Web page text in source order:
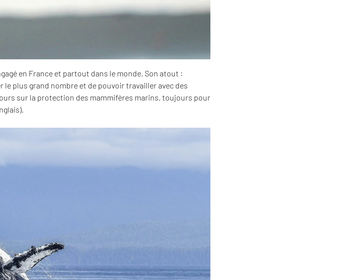
en France et partout dans le monde. Son atout :
plus grand nombre et de pouvoir travailler avec des
sur la protection des mammifères marins, toujours pour